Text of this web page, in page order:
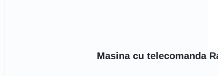
Masina cu telecomanda